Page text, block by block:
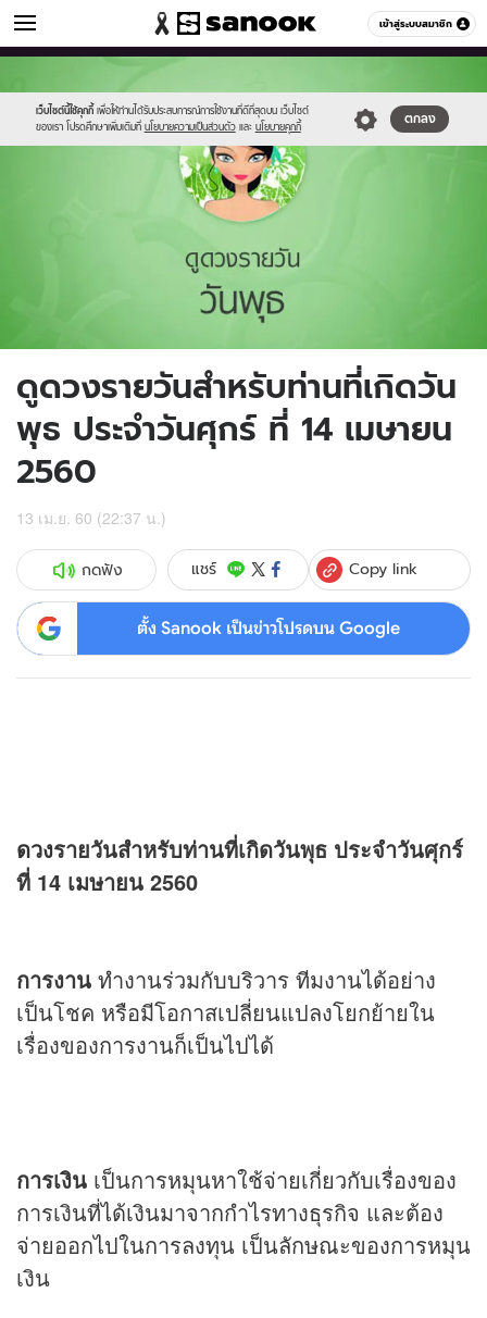
เข้าสู่ระบบสมาชิก
ดูดวง หมวดอื่นๆ
เว็บไซต์นี้ใช้คุกกี้ เพื่อให้ท่านได้รับประสบการณ์การใช้งานที่ดีที่สุดบน เว็บไซต์
ของเรา โปรดศึกษาเพิ่มเติมที่ นโยบายความเป็นส่วนตัว และ นโยบายคุกกี้
ตกลง
//s.isanook.com/sr/0/images/logo-
new-
sanook.png
//s.isanook.com/ho/0/ud/fxd/day/4_wed.jpg
ดูดวงรายวันสำหรับท่านที่เกิดวัน
พุธ ประจำวันศุกร์ ที่ 14 เมษายน
2560
13 เม.ย. 60 (22:37 น.)
กดฟัง แชร์ Copy link
ตั้ง Sanook เป็นข่าวโปรดบน Google
ดวงรายวันสำหรับท่านที่เกิดวันพุธ ประจำวันศุกร์
ที่ 14 เมษายน 2560
การงาน ทำงานร่วมกับบริวาร ทีมงานได้อย่าง
เป็นโชค หรือมีโอกาสเปลี่ยนแปลงโยกย้ายใน
เรื่องของการงานก็เป็นไปได้
การเงิน เป็นการหมุนหาใช้จ่ายเกี่ยวกับเรื่องของ
การเงินที่ได้เงินมาจากกำไรทางธุรกิจ และต้อง
จ่ายออกไปในการลงทุน เป็นลักษณะของการหมุน
เงิน